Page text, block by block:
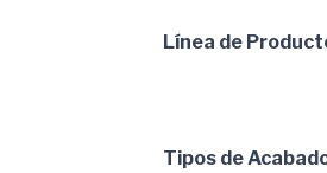
Línea de
Tipos de